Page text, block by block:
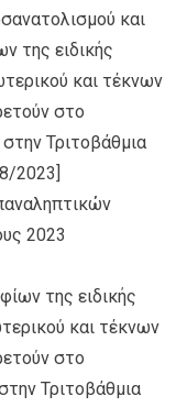
και
της ειδικής
και τέκνων
στο
Τριτοβάθμια
2023]
2023
της ειδικής
και τέκνων
στο
Τριτοβάθμια